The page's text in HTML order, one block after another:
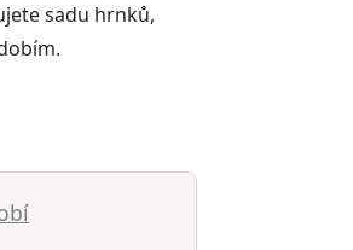
sadu hrnků,